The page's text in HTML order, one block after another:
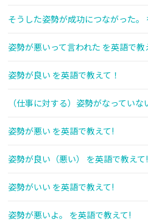
そうした姿勢が成功につながった。
姿勢が悪いって言われた を英語で教
姿勢が良い を英語で教えて！
（仕事に対する）姿勢がなってい
姿勢が悪い を英語で教えて!
姿勢が良い（悪い） を英語で教えて!
姿勢がいい を英語で教えて!
姿勢が悪いよ。 を英語で教えて!